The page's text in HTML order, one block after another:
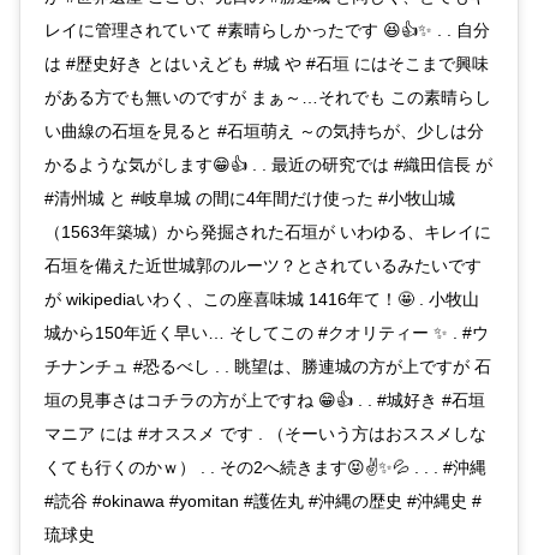
レイに管理されていて #素晴らしかったです 😆👍✨ . . 自分
は #歴史好き とはいえども #城 や #石垣 にはそこまで興味
がある方でも無いのですが まぁ～…それでも この素晴らし
い曲線の石垣を見ると #石垣萌え ～の気持ちが、少しは分
かるような気がします😁👍 . . 最近の研究では #織田信長 が
#清州城 と #岐阜城 の間に4年間だけ使った #小牧山城
（1563年築城）から発掘された石垣が いわゆる、キレイに
石垣を備えた近世城郭のルーツ？とされているみたいです
が wikipediaいわく、この座喜味城 1416年て！🤩 . 小牧山
城から150年近く早い… そしてこの #クオリティー ✨ . #ウ
チナンチュ #恐るべし . . 眺望は、勝連城の方が上ですが 石
垣の見事さはコチラの方が上ですね 😁👍 . . #城好き #石垣
マニア には #オススメ です . （そーいう方はおススメしな
くても行くのかｗ） . . その2へ続きます😝✌️✨💦 . . . #沖縄
#読谷 #okinawa #yomitan #護佐丸 #沖縄の歴史 #沖縄史 #
琉球史